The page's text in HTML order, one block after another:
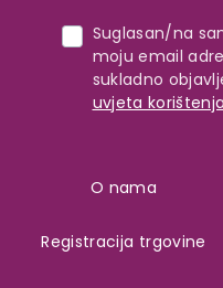
Suglasan/na
moju email
sukladno
uvjeta korištenja
O nama
Registracija trgovine